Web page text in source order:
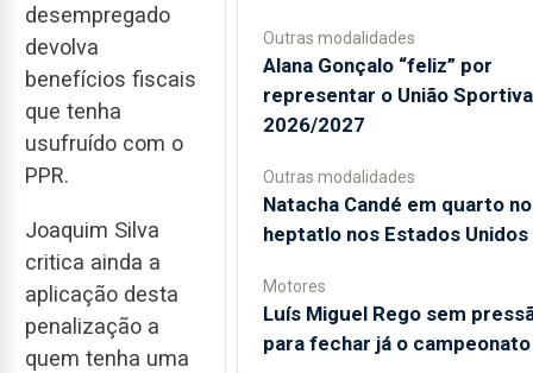
desempregado
devolva
benefícios fiscais
que tenha
usufruído com o
PPR.
Joaquim Silva
critica ainda a
aplicação desta
penalização a
quem tenha uma
Outras modalidades
Alana Gonçalo “feliz” por
representar o União
2026/2027
Outras modalidades
Natacha Candé em quarto no
heptatlo nos Estados Unidos
Motores
Luís Miguel Rego sem
para fechar já o campeonato